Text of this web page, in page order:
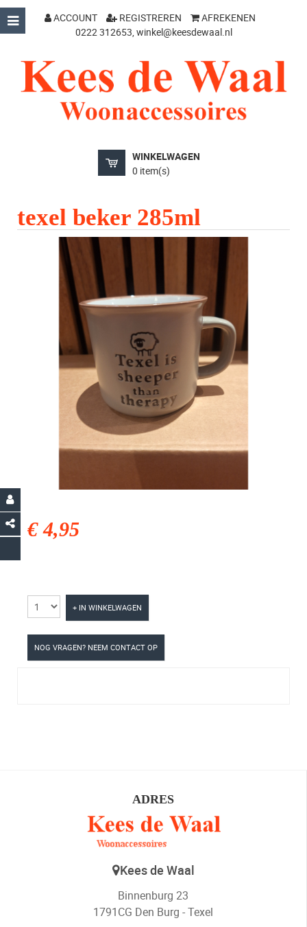
ACCOUNT REGISTREREN
AFREKENEN
0222 312653, winkel@keesdewaal.nl
WINKELWAGEN
0 item(s)
texel beker 285ml
€ 4,95
+ IN WINKELWAGEN
NOG VRAGEN? NEEM CONTACT OP
ADRES
Kees de Waal
Binnenburg 23
1791CG Den Burg - Texel